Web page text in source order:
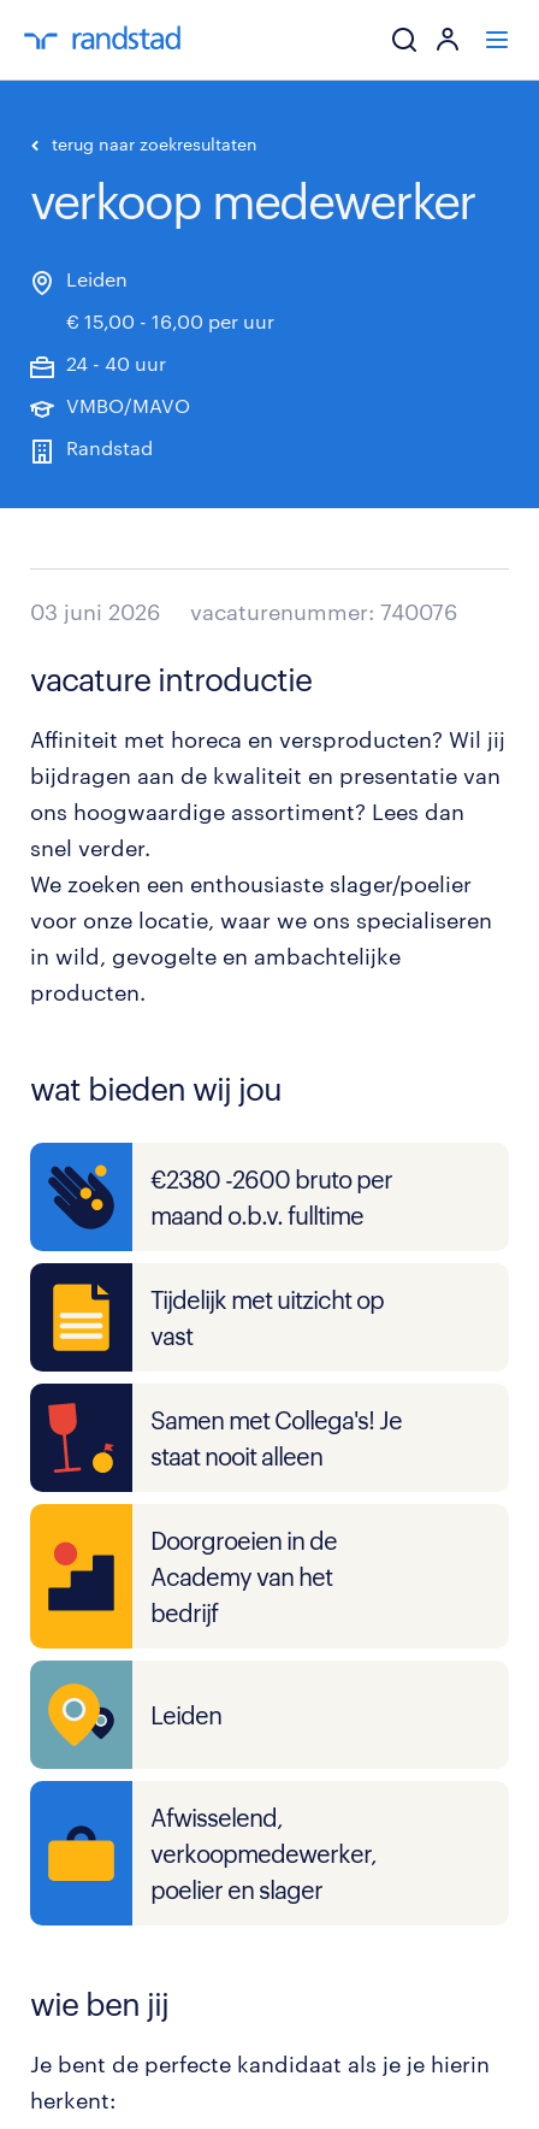
werkgevers
terug naar zoekresultaten
verkoop medewerker
Leiden
€ 15,00 - 16,00 per uur
24 - 40 uur
VMBO/MAVO
Randstad
03 juni 2026 vacaturenummer: 740076
vacature introductie
Affiniteit met horeca en versproducten? Wil jij
bijdragen aan de kwaliteit en presentatie van
ons hoogwaardige assortiment? Lees dan
snel verder.
We zoeken een enthousiaste slager/poelier
voor onze locatie, waar we ons specialiseren
in wild, gevogelte en ambachtelijke
producten.
wat bieden wij jou
€2380 -2600 bruto per
maand o.b.v. fulltime
Tijdelijk met uitzicht op
vast
Samen met Collega's! Je
staat nooit alleen
Doorgroeien in de
Academy van het
bedrijf
Leiden
Afwisselend,
verkoopmedewerker,
poelier en slager
wie ben jij
Je bent de perfecte kandidaat als je je hierin
herkent: